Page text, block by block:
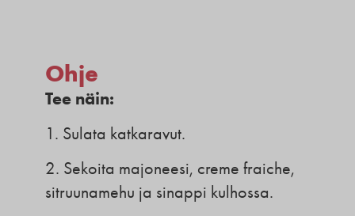
Ohje
Tee näin:
1. Sulata katkaravut.
2. Sekoita majoneesi, creme fraiche,
sitruunamehu ja sinappi kulhossa.